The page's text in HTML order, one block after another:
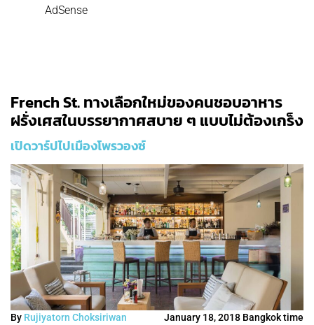
AdSense
French St. ทางเลือกใหม่ของคนชอบอาหาร
ฝรั่งเศสในบรรยากาศสบาย ๆ แบบไม่ต้องเกร็ง
เปิดวาร์ปไปเมืองโพรวองซ์
By Rujiyatorn Choksiriwan January 18, 2018 Bangkok time